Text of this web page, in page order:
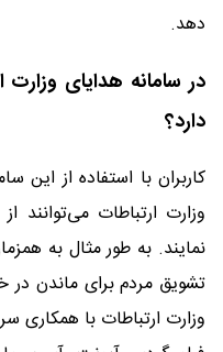
دهد.
در سامانه هدایای
دارد؟
کاربران با استفاده از
وزارت ارتباطات می‌توانند
نمایند. به طور مثال به
تشویق مردم برای ماندن در